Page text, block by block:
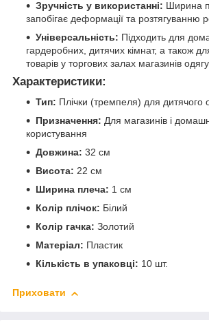
Зручність у використанні: Ширина
запобігає деформації та розтягуванню
Універсальність: Підходить для
гардеробних, дитячих кімнат, а також
товарів у торгових залах магазинів одягу.
Характеристики:
Тип: Плічки (тремпеля) для дитячого
Призначення: Для магазинів і
користування
Довжина: 32 см
Висота: 22 см
Ширина плеча: 1 см
Колір плічок: Білий
Колір гачка: Золотий
Матеріал: Пластик
Кількість в упаковці: 10 шт.
Приховати